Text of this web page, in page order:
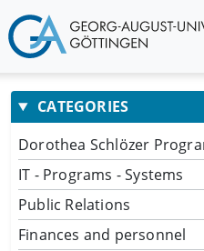
CATEGORIES
Dorothea Schlözer
IT - Programs - Systems
Public Relations
Finances and personnel